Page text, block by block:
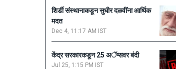
शिर्डी संस्थानाकडून सुधीर दळवींना आर्थिक
मदत
Dec 4, 11:17 AM IST
केंद्र सरकारकडून 25 अॅप्सवर बंदी
Jul 25, 1:15 PM IST